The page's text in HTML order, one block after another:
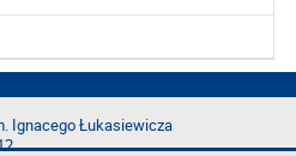
Ignacego Łukasiewicza